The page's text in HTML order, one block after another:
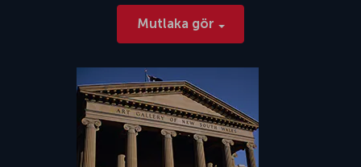
Mutlaka gör